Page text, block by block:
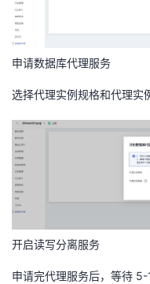
申请数据库代理服务
选择代理实例规格和代理实
开启读写分离服务
申请完代理服务后，等待